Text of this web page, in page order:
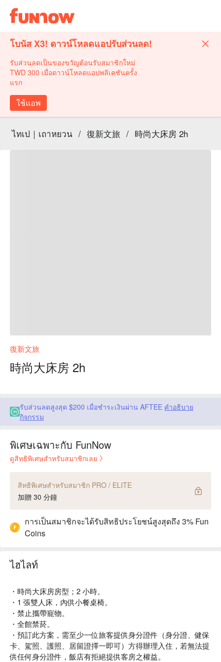
โบนัส X3! ดาวน์โหลดแอปรับส่วนลด!
รับส่วนลดเป็นของขวัญต้อนรับสมาชิกใหม่
TWD 300 เมื่อดาวน์โหลดแอปพลิเคชันครั้ง
แรก
ใช้แอพ
ไทเป｜เถาหยวน / 復新文旅 / 時尚大床房 2h
復新文旅
時尚大床房 2h
รับส่วนลดสูงสุด $200 เมื่อชำระเงินผ่าน AFTEE คำอธิบาย
กิจกรรม
พิเศษเฉพาะกับ FunNow
ดูสิทธิพิเศษสำหรับสมาชิกเลย
สิทธิพิเศษสำหรับสมาชิก PRO / ELITE
加贈 30 分鐘
การเป็นสมาชิกจะได้รับสิทธิประโยชน์สูงสุดถึง 3% Fun
Coins
ไฮไลท์
・時尚大床房房型；2 小時。
・1 張雙人床，內供小餐桌椅。
・禁止攜帶寵物。
・全館禁菸。
・預訂此方案，需至少一位旅客提供身分證件（身分證、健保
卡、駕照、護照、居留證擇一即可）方得辦理入住，若無法提
供任何身分證件，飯店有拒絕提供客房之權益。